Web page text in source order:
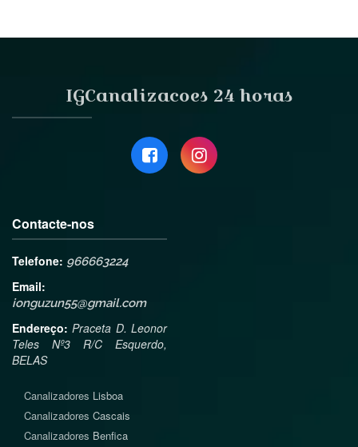
IGCanalizacoes 24 horas
Contacte-nos
Telefone: 966663224
Email:
ionguzun55@gmail.com
Endereço: Praceta D. Leonor
Teles Nº3 R/C Esquerdo,
BELAS
Canalizadores Lisboa
Canalizadores Cascais
Canalizadores Benfica